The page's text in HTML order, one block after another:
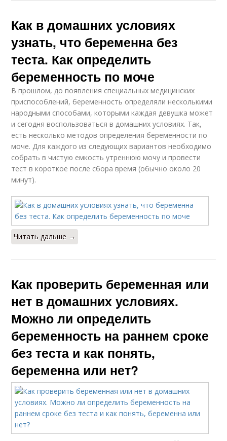
Как в домашних условиях
узнать, что беременна без
теста. Как определить
беременность по моче
В прошлом, до появления специальных медицинских
приспособлений, беременность определяли несколькими
народными способами, которыми каждая девушка может
и сегодня воспользоваться в домашних условиях. Так,
есть несколько методов определения беременности по
моче. Для каждого из следующих вариантов необходимо
собрать в чистую емкость утреннюю мочу и провести
тест в короткое после сбора время (обычно около 20
минут).
Читать дальше →
Как проверить беременная или
нет в домашних условиях.
Можно ли определить
беременность на раннем сроке
без теста и как понять,
беременна или нет?